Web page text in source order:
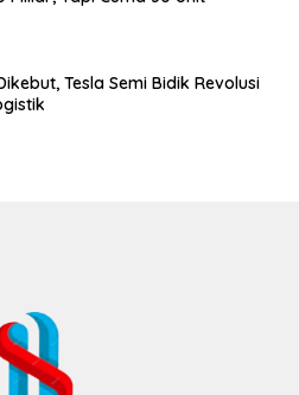
Tesla Semi Bidik Revolusi